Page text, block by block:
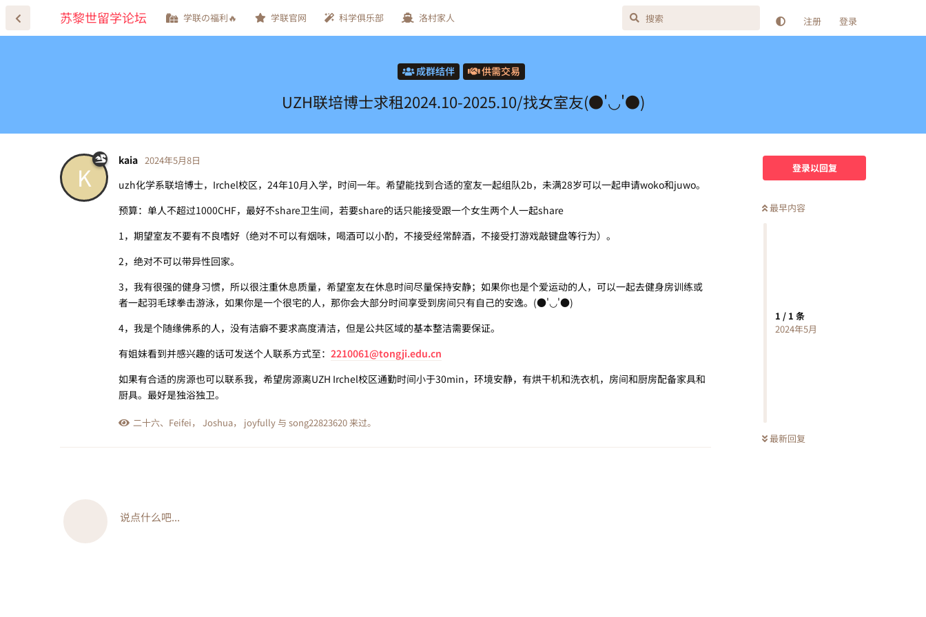
苏黎世留学论坛 学联の福利🔥 学联官网 科学俱乐部 洛村家人 注册 登录
成群结伴 供需交易
UZH联培博士求租2024.10-2025.10/找女室友(●'◡'●)
登录以回复
最早内容
1 / 1 条
2024年5月
最新回复
K
kaia 2024年5月8日
uzh化学系联培博士，Irchel校区，24年10月入学，时间一年。希望能找到合适的室友一起组队2b，未满28岁可以一起申请woko和juwo。
预算：单人不超过1000CHF，最好不share卫生间，若要share的话只能接受跟一个女生两个人一起share
1，期望室友不要有不良嗜好（绝对不可以有烟味，喝酒可以小酌，不接受经常醉酒，不接受打游戏敲键盘等行为）。
2，绝对不可以带异性回家。
3，我有很强的健身习惯，所以很注重休息质量，希望室友在休息时间尽量保持安静；如果你也是个爱运动的人，可以一起去健身房训练或
者一起羽毛球拳击游泳，如果你是一个很宅的人，那你会大部分时间享受到房间只有自己的安逸。(●'◡'●)
4，我是个随缘佛系的人，没有洁癖不要求高度清洁，但是公共区域的基本整洁需要保证。
有姐妹看到并感兴趣的话可发送个人联系方式至： 2210061@tongji.edu.cn
如果有合适的房源也可以联系我，希望房源离UZH Irchel校区通勤时间小于30min，环境安静，有烘干机和洗衣机，房间和厨房配备家具和
厨具。最好是独浴独卫。
二十六、 Feifei， Joshua， joyfully与 song22823620来过。
说点什么吧...